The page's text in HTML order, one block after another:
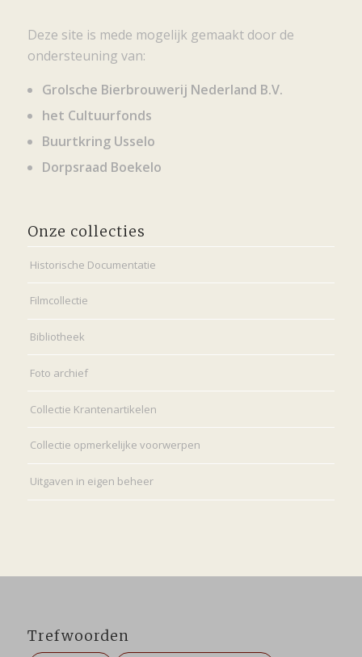
Deze site is mede mogelijk gemaakt door de
ondersteuning van:
Grolsche Bierbrouwerij Nederland B.V.
het Cultuurfonds
Buurtkring Usselo
Dorpsraad Boekelo
Onze collecties
Historische Documentatie
Filmcollectie
Bibliotheek
Foto archief
Collectie Krantenartikelen
Collectie opmerkelijke voorwerpen
Uitgaven in eigen beheer
Trefwoorden